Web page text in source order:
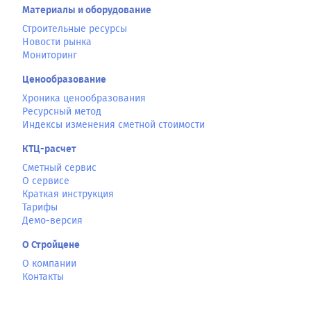
Материалы и оборудование
Строительные ресурсы
Новости рынка
Мониторинг
Ценообразование
Хроника ценообразования
Ресурсный метод
Индексы изменения сметной стоимости
КТЦ-расчет
Сметный сервис
О сервисе
Краткая инструкция
Тарифы
Демо-версия
О Стройцене
О компании
Контакты